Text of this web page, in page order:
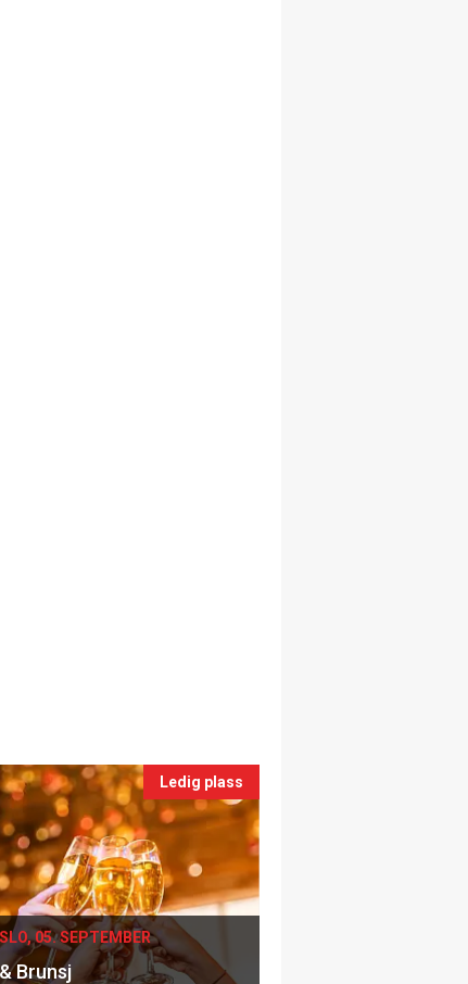
Ledig plass
05. SEPTEMBER
Brunsj